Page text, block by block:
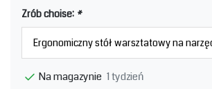
Zrób choise: *
Na magazynie 1 tydzień